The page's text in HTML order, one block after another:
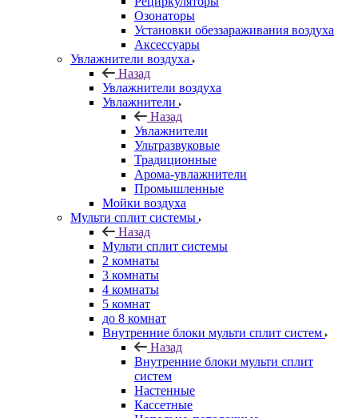
Озонаторы
Установки обеззараживания воздуха
Аксессуары
Увлажнители воздуха
Назад
Увлажнители воздуха
Увлажнители
Назад
Увлажнители
Ультразвуковые
Традиционные
Арома-увлажнители
Промышленные
Мойки воздуха
Мульти сплит системы
Назад
Мульти сплит системы
2 комнаты
3 комнаты
4 комнаты
5 комнат
до 8 комнат
Внутренние блоки мульти сплит систем
Назад
Внутренние блоки мульти сплит
систем
Настенные
Кассетные